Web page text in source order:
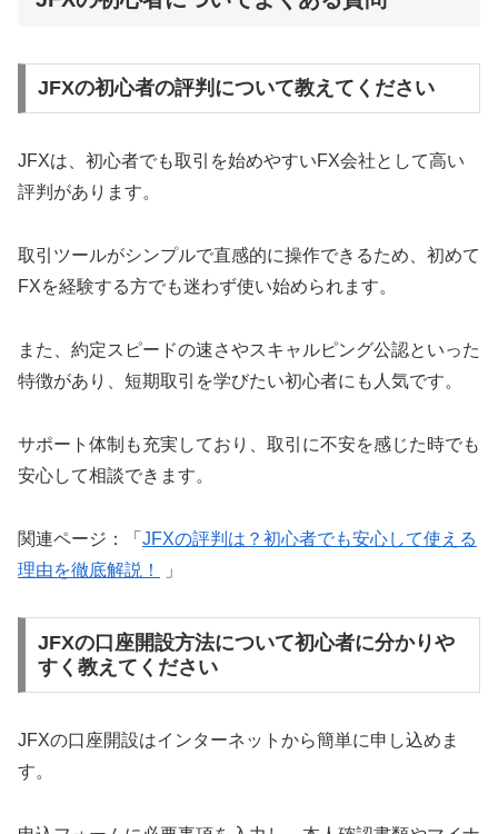
JFXの初心者の評判について教えてください
JFXは、初心者でも取引を始めやすいFX会社として高い
評判があります。
取引ツールがシンプルで直感的に操作できるため、初めて
FXを経験する方でも迷わず使い始められます。
また、約定スピードの速さやスキャルピング公認といった
特徴があり、短期取引を学びたい初心者にも人気です。
サポート体制も充実しており、取引に不安を感じた時でも
安心して相談できます。
関連ページ：「 JFXの評判は？初心者でも安心して使える
理由を徹底解説！
」
JFXの口座開設方法について初心者に分かりや
すく教えてください
JFXの口座開設はインターネットから簡単に申し込めま
す。